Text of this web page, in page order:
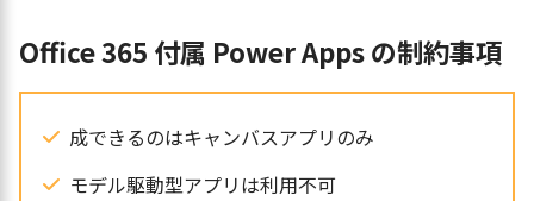
Office 365 付属 Power Apps の制約事項
成できるのはキャンバスアプリのみ
モデル駆動型アプリは利用不可